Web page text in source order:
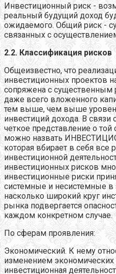
Инвестиционный риск -
реальный будущий доход
ожидаемого. Общий риск -
связанных с
2.2. Классификация рисков
Общеизвестно, что
инвестиционных проектов
сопряжена с существенным
даже всего вложенного
тем выше, чем выше
инвестиций дохода. В
четкое представление о
можно назвать
которая вбирает в себя все
инвестиционной
инвестиционных рисков
инвестиционные риски
системные и несистемные в
насколько широкий круг
рынка подвергается
каждом конкретном случае.
По сферам проявления:
Экономический. К нему
изменением экономических
инвестиционная